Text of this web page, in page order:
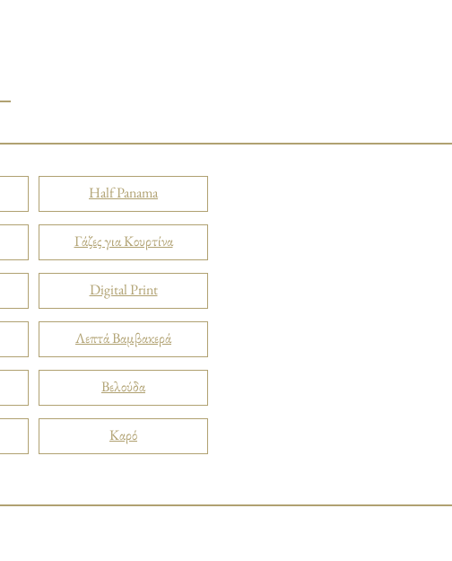
Half Panama
Γάζες για Κουρτίνα
Digital Print
Λεπτά Βαμβακερά
Βελούδα
Καρό